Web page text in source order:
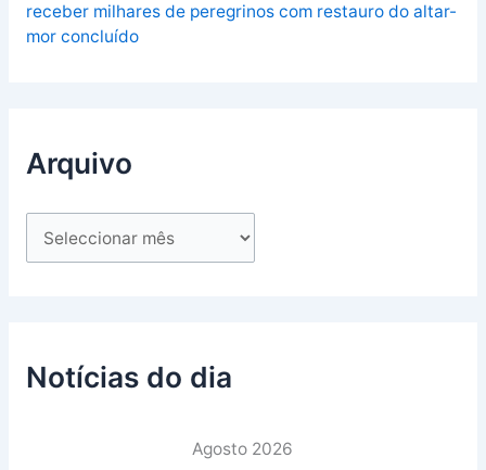
receber milhares de peregrinos com restauro do altar-
mor concluído
Arquivo
Notícias do dia
Agosto 2026